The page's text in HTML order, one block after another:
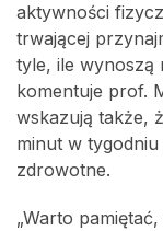
aktywności
trwającej
tyle, ile wynoszą
komentuje prof.
wskazują także,
minut w
zdrowotne.
„Warto